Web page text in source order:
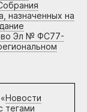
назначенных на
во Эл № ФС77-
Новости
тегами